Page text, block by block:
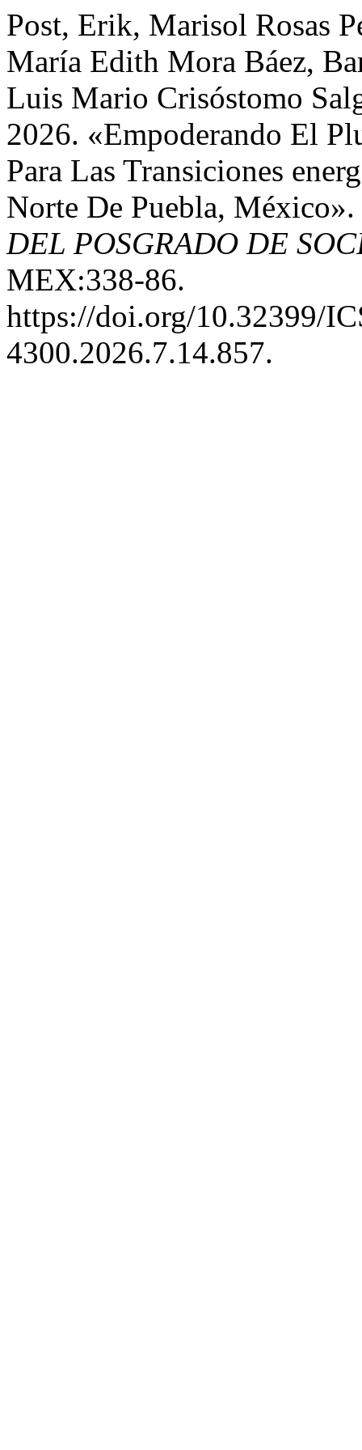
Post, Erik, Marisol Rosas
María Edith Mora Báez,
Luis Mario Crisóstomo
2026. «Empoderando El
Para Las Transiciones
Norte De Puebla, México».
DEL POSGRADO DE
MEX:338-86.
https://doi.org/10.32399/
4300.2026.7.14.857.